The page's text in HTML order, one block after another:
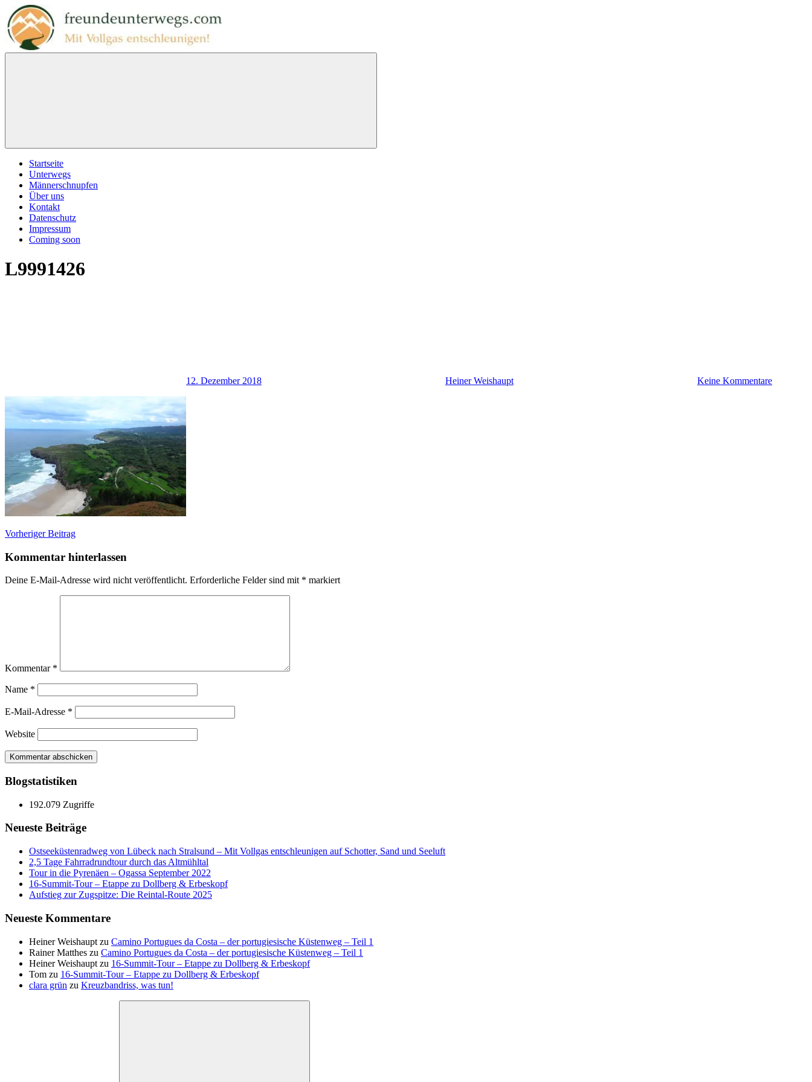
Zum
Inhalt
springen
Menu
Startseite
Unterwegs
Männerschnupfen
Über uns
Kontakt
Datenschutz
Impressum
Coming soon
L9991426
12. Dezember 2018 Heiner Weishaupt Keine Kommentare
Beitragsnavigation
Vorheriger Beitrag
Kommentar hinterlassen
Deine E-Mail-Adresse wird nicht veröffentlicht. Erforderliche Felder sind mit * markiert
Kommentar *
Name *
E-Mail-Adresse *
Website
Blogstatistiken
192.079 Zugriffe
Neueste Beiträge
Ostseeküstenradweg von Lübeck nach Stralsund – Mit Vollgas entschleunigen auf Schotter, Sand und Seeluft
2,5 Tage Fahrradrundtour durch das Altmühltal
Tour in die Pyrenäen – Ogassa September 2022
16‑Summit‑Tour – Etappe zu Dollberg & Erbeskopf
Aufstieg zur Zugspitze: Die Reintal-Route 2025
Neueste Kommentare
Heiner Weishaupt zu Camino Portugues da Costa – der portugiesische Küstenweg – Teil 1
Rainer Matthes zu Camino Portugues da Costa – der portugiesische Küstenweg – Teil 1
Heiner Weishaupt zu 16‑Summit‑Tour – Etappe zu Dollberg & Erbeskopf
Tom zu 16‑Summit‑Tour – Etappe zu Dollberg & Erbeskopf
clara grün zu Kreuzbandriss, was tun!